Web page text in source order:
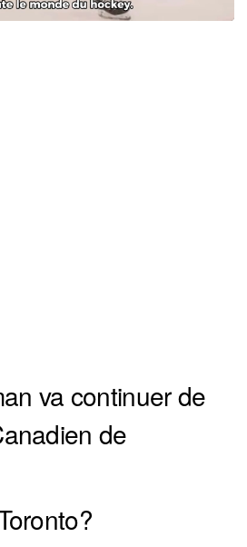
va continuer de
de